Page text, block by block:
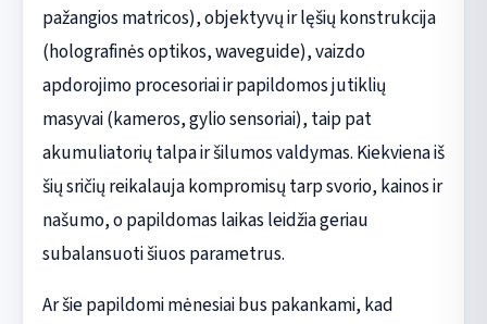
pažangios matricos), objektyvų ir lęšių konstrukcija
(holografinės optikos, waveguide), vaizdo
apdorojimo procesoriai ir papildomos jutiklių
masyvai (kameros, gylio sensoriai), taip pat
akumuliatorių talpa ir šilumos valdymas. Kiekviena iš
šių sričių reikalauja kompromisų tarp svorio, kainos ir
našumo, o papildomas laikas leidžia geriau
subalansuoti šiuos parametrus.
Ar šie papildomi mėnesiai bus pakankami, kad